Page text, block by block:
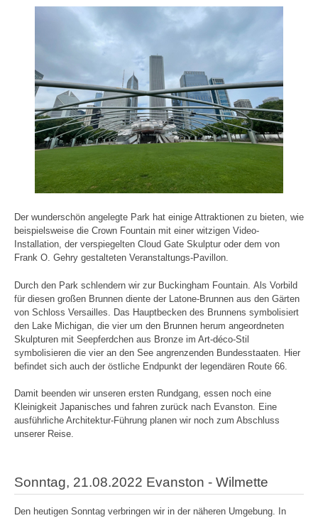
Der wunderschön angelegte Park hat einige Attraktionen zu bieten, wie
beispielsweise die Crown Fountain mit einer witzigen Video-
Installation, der verspiegelten Cloud Gate Skulptur oder dem von
Frank O. Gehry gestalteten Veranstaltungs-Pavillon.
Durch den Park schlendern wir zur Buckingham Fountain. Als Vorbild
für diesen großen Brunnen diente der Latone-Brunnen aus den Gärten
von Schloss Versailles. Das Hauptbecken des Brunnens symbolisiert
den Lake Michigan, die vier um den Brunnen herum angeordneten
Skulpturen mit Seepferdchen aus Bronze im Art-déco-Stil
symbolisieren die vier an den See angrenzenden Bundesstaaten. Hier
befindet sich auch der östliche Endpunkt der legendären Route 66.
Damit beenden wir unseren ersten Rundgang, essen noch eine
Kleinigkeit Japanisches und fahren zurück nach Evanston. Eine
ausführliche Architektur-Führung planen wir noch zum Abschluss
unserer Reise.
Sonntag, 21.08.2022 Evanston - Wilmette
Den heutigen Sonntag verbringen wir in der näheren Umgebung. In